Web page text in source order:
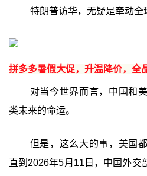
特朗普访华，无疑是牵动全
拼多多暑假大促，升温降价，全
对当今世界而言，中国和
类未来的命运。
但是，这么大的事，美国
直到2026年5月11日，中国外交